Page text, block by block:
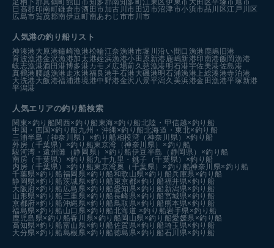
足柄下郡真鶴町館山市知多郡南知多町江東区伊東市大田区平塚市旭市
日高郡印南町鎌倉市酒田市加古川市 田辺市沼津市小浜市品川区江戸川区
広島市賀茂郡南伊豆町南あわじ市市川市
人気港の釣り船リスト
神湊港 大原港鐘崎漁港松輪江奈漁港市堀川沿い 間口漁港 鹿嶋旧港
育波漁港金沢漁港加太港姪浜漁港小田原新港 鹿嶋新港印南港飯岡漁港
岐志漁港酒田港博多港カモメ広場前久慈漁港 明石港宇佐美港佐島港
真鶴港 腰越漁港 走水港福良港手石港 大磯港明石浦漁港 上総湊港寺泊港
大洗港 大飯港福浦港境港中野港金沢八景平潟久美浜港金田漁港平塚新港
平潟港
人気エリアの釣り船検索
関東×釣り船関西×釣り船 東海×釣り船北陸・甲信越×釣り船
中国・四国×釣り船 九州・沖縄×釣り船北海道・東北×釣り船
三浦半島（神奈川県）×釣り船相模湾（神奈川県）×釣り船
外房（千葉県）×釣り船東京湾（神奈川県）×釣り船
駿河湾・遠州灘（静岡県）×釣り船伊豆半島（静岡県）×釣り船
南房（千葉県）×釣り船九十九里・銚子（千葉県）×釣り船
内房（千葉県）×釣り船東京湾奥（千葉県）×釣り船神奈川県×釣り船
千葉県×釣り船福岡県×釣り船和歌山県×釣り船兵庫県×釣り船
静岡県×釣り船茨城県×釣り船 東京都×釣り船福井県×釣り船
大阪府×釣り船 広島県×釣り船愛知県×釣り船 新潟県×釣り船
山形県×釣り船 三重県×釣り船長崎県×釣り船宮城県×釣り船
京都府×釣り船沖縄県×釣り船鳥取県×釣り船 熊本県×釣り船
福島県×釣り船 山口県×釣り船北海道 ×釣り船岩手県×釣り船
鹿児島県×釣り船香川県×釣り船 岡山県×釣り船愛媛県×釣り船
高知県×釣り船富山県×釣り船佐賀県×釣り船埼玉県×釣り船
大分県×釣り船島根県×釣り船徳島県×釣り船石川県×釣り船